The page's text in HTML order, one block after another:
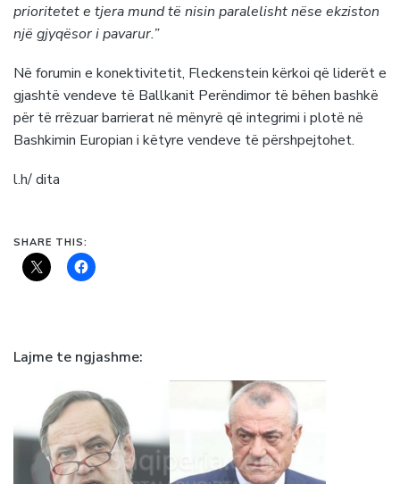
prioritetet e tjera mund të nisin paralelisht nëse ekziston
një gjyqësor i pavarur.”
Në forumin e konektivitetit, Fleckenstein kërkoi që liderët e
gjashtë vendeve të Ballkanit Perëndimor të bëhen bashkë
për të rrëzuar barrierat në mënyrë që integrimi i plotë në
Bashkimin Europian i këtyre vendeve të përshpejtohet.
l.h/ dita
SHARE THIS:
Lajme te ngjashme